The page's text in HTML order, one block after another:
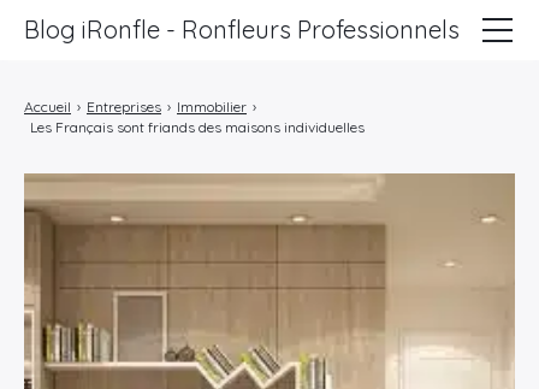
Accueil › Entreprises › Immobilier ›
Les Français sont friands des maisons individuelles
Blog iRonfle - Ronfleurs Professionnels
Revue Web
Lifestyle
Entreprises